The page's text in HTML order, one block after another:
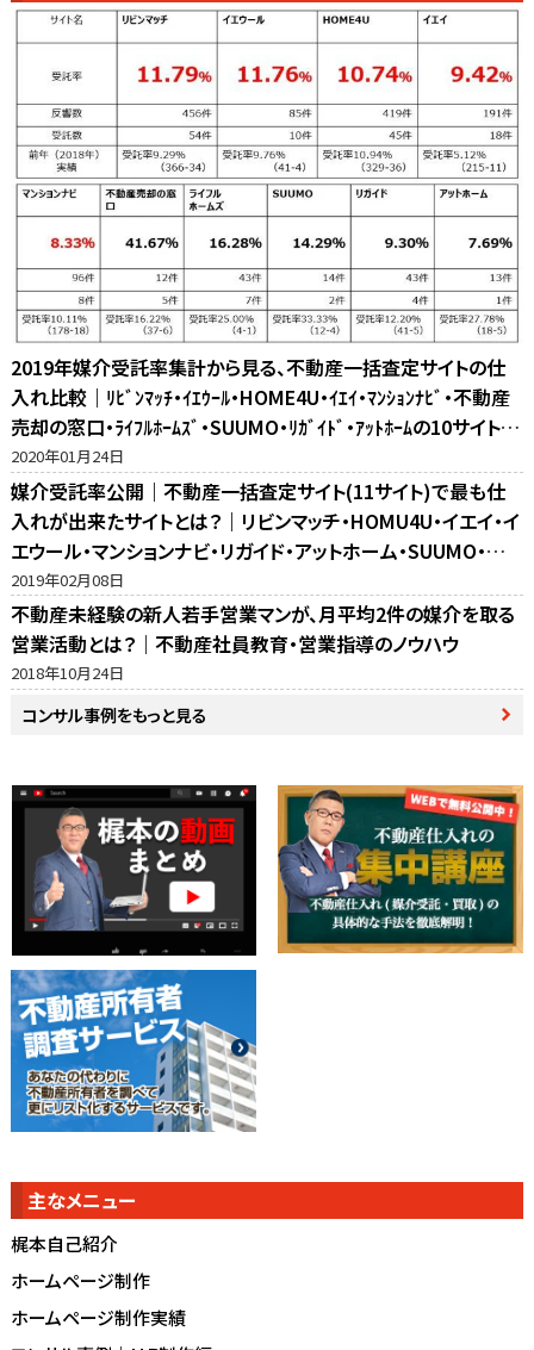
2019年媒介受託率集計から見る、不動産一括査定サイトの仕
入れ比較｜ﾘﾋﾞﾝﾏｯﾁ・ｲｴｳｰﾙ・HOME4U・ｲｴｲ・ﾏﾝｼｮﾝﾅﾋﾞ・不動産
売却の窓口・ﾗｲﾌﾙﾎｰﾑｽﾞ・SUUMO・ﾘｶﾞｲﾄﾞ・ｱｯﾄﾎｰﾑの10サイト比
較
2020年01月24日
媒介受託率公開｜不動産一括査定サイト(11サイト)で最も仕
入れが出来たサイトとは？｜リビンマッチ・HOMU4U・イエイ・イ
エウール・マンションナビ・リガイド・アットホーム・SUUMO・不
動産売却の窓口・ホームズ・マイナビの反響比較
2019年02月08日
不動産未経験の新人若手営業マンが、月平均2件の媒介を取る
営業活動とは？｜不動産社員教育・営業指導のノウハウ
2018年10月24日
コンサル事例をもっと見る
主なメニュー
梶本自己紹介
ホームページ制作
ホームページ制作実績